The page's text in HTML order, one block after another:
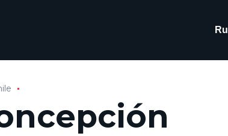
Ru